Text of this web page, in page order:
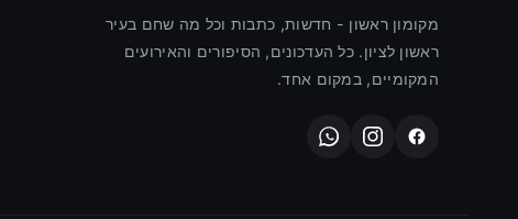
מקומון ראשון - חדשות, כתבות וכל מה שחם בעיר
ראשון לציון. כל העדכונים, הסיפורים והאירועים
המקומיים, במקום אחד.